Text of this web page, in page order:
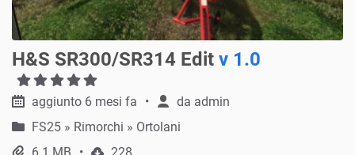
H&S SR300/SR314 Edit v 1.0
aggiunto 6 mesi fa da admin
FS25 » Rimorchi » Ortolani
6.1 MB
228